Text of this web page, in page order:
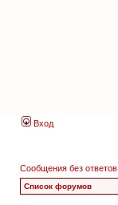
Вход
Сообщения без ответов
Список форумов